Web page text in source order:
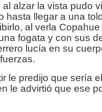
alzar la vista pudo
hasta llegar a una
al verla
fogata y con sus
lucía en su
le predijo que sería
le advirtió que ese